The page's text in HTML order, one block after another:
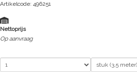
Artikelcode: 496251
Nettoprijs
Op aanvraag